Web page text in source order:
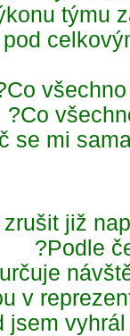
týmu
pod
Co
Co
se mi
zrušit již
Podle
v
jsem